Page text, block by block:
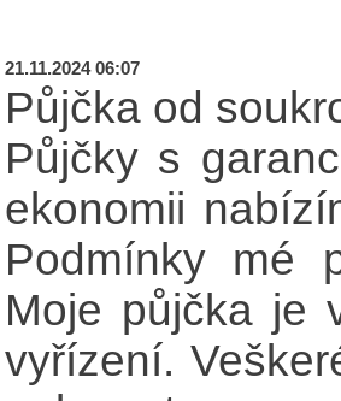
21.11.2024 06:07
Půjčka od
Půjčky s
ekonomii
Podmínky mé
Moje půjčka je
vyřízení.